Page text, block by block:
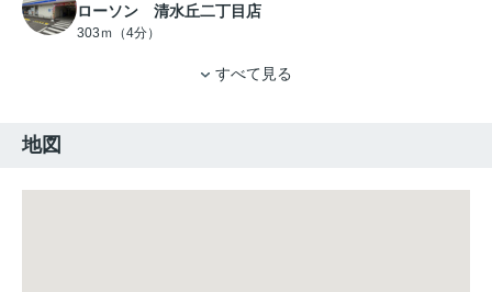
ローソン 清水丘二丁目店
303ｍ（4分）
すべて見る
地図